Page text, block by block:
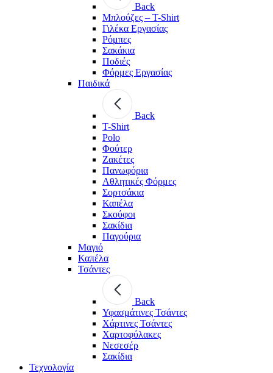
Back
Μπλούζες – T-Shirt
Γιλέκα Εργασίας
Ρόμπες
Σακάκια
Ποδιές
Φόρμες Εργασίας
Παιδικά
Back
T-Shirt
Polo
Φούτερ
Ζακέτες
Πανωφόρια
Αθλητικές Φόρμες
Σορτσάκια
Καπέλα
Σκούφοι
Σακίδια
Παγούρια
Μαγιό
Καπέλα
Τσάντες
Back
Υφασμάτινες Τσάντες
Χάρτινες Τσάντες
Χαρτοφύλακες
Νεσεσέρ
Σακίδια
Τεχνολογία